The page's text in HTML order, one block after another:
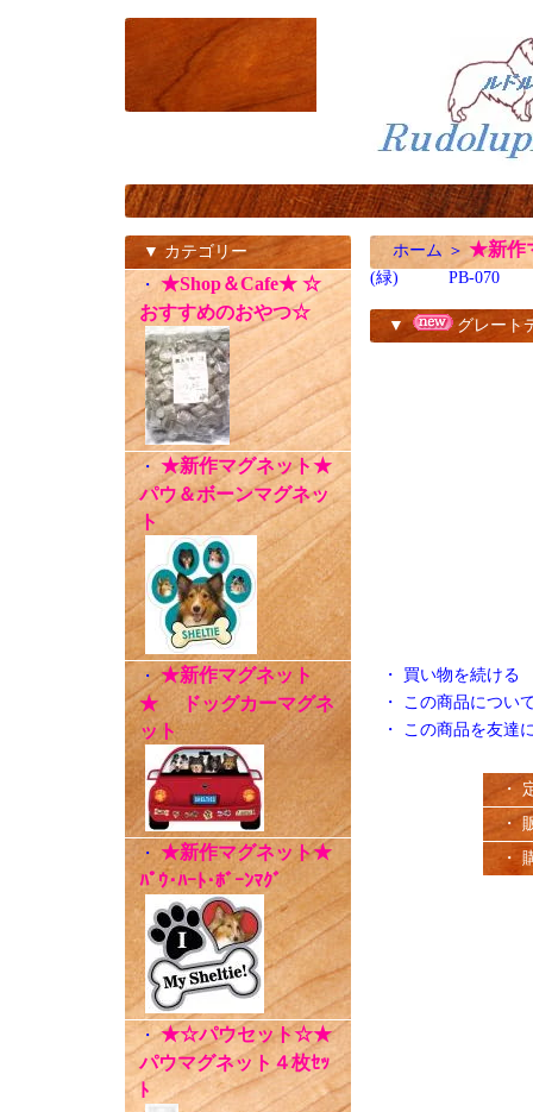
▼ カテゴリー
・ ★Shop＆Cafe★ ☆
おすすめのおやつ☆
・ ★新作マグネット★
パウ＆ボーンマグネッ
ト
・★新作マグネット
★ ドッグカーマグネ
ット
・ ★新作マグネット★
ﾊﾟｳ･ﾊｰﾄ･ﾎﾞｰﾝﾏｸﾞ
・★☆パウセット☆★
パウマグネット４枚ｾｯ
ﾄ
ホーム ＞★新作
(緑) PB-070
▼ グレー
・ 買い物を続ける
・ この商品につい
・ この商品を友達
・
・
・